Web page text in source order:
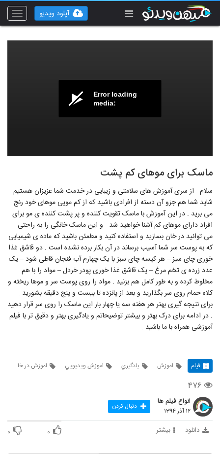
Toggle
آپلود ویدیو
Error loading
media:
ماسک برای موهای کم پشت
سلام . از سری آموزش های سلامتی و زیبایی در خدمت شما عزیزان هستیم .
شاید شما هم جزو آن دسته از افرادی باشید که از کم مویی موهای خود رنج
می برید . در این آموزش با ماسک تقویت کننده و پر پشت کننده ی مو برای
افراد دارای موهای کم آشنا خواهید شد . و این ماسک خانگی را به راحتی
می توانید در خان بسازید و استفاده کنید و مطمئن باشید که ماده ی شیمیایی
که به پوست سر شما آسیب برساند در آن بکار برده نشده است . دو قاشق غذا
خوری چای سبز – هر کیسه چای سبز با یک چهارم آب فنجان قاطی شود – یک
عدد زرده ی تخم مرغ – یک قاشق غذا خوری پودر خردل – مواد را با هم
مخلوط کرده و به طور کامل هم بزنید . مواد را روی پوست سر و موها ریخته و
کلاه حمام روی سر بگذارید و بعد از پانزده تا بیست و پنج دقیقه بشورید .
برای نتیجه گیری بهتر هر هفته سه یا چهار بار این ماسک را روی سر قرار دهید
. در ادامه برای درک بهتر و بیشتر توضیحاتم و یادگیری بهتر و دقیق تر با فیلم
آموزشی همراه با ما باشید .
فیلم اموزش يادگيري اموزش ويديويي اموزش در خا
۴۷۶
انواع فیلم ها
۱۲ آذر ۱۳۹۴ دنبال کردن
دانلود بیشتر ۰ ۰